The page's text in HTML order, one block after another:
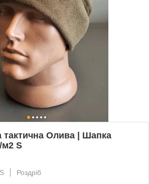
тактична Олива | Шапка
м2 S
Роздріб